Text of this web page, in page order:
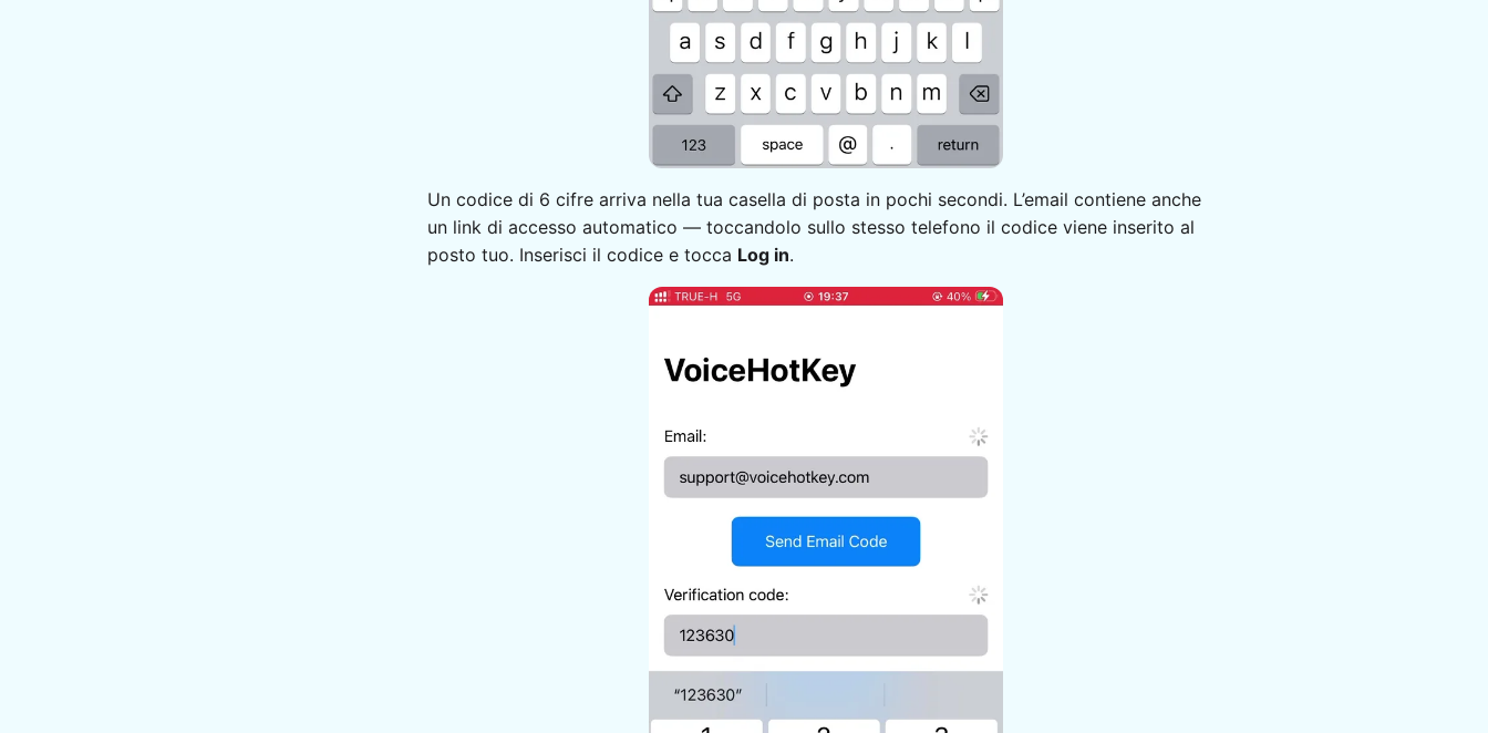
Un codice di 6 cifre arriva nella tua casella di posta in pochi secondi. L’email contiene anche
un link di accesso automatico — toccandolo sullo stesso telefono il codice viene inserito al
posto tuo. Inserisci il codice e tocca Log in.